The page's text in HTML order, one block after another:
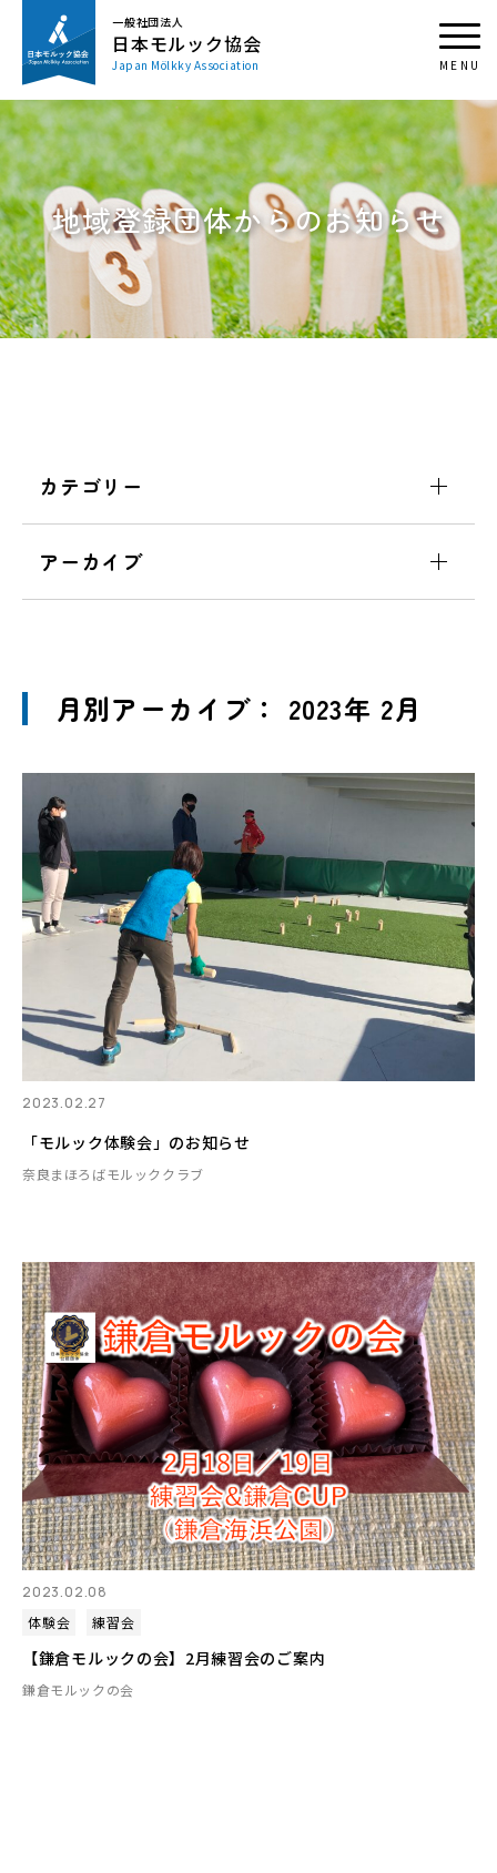
一般社団法人
日本モルック協会
Japan Mölkky Association
地域登録団体からのお知らせ
月別アーカイブ： 2023年 2月
2023.02.27
「モルック体験会」のお知らせ
奈良まほろばモルッククラブ
2023.02.08
体験会
練習会
【鎌倉モルックの会】2月練習会のご案内
鎌倉モルックの会
カテゴリー
アーカイブ